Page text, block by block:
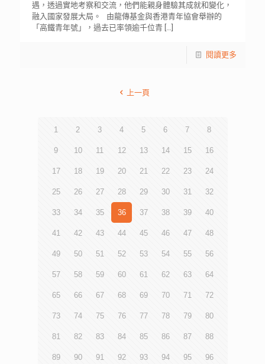
遇，透過實地考察和交流，他們能親身體驗其成就和變化，
融入國家發展大局。 由龍傳基金與香港青年協會舉辦的
「高鐵青年號」，過去已率領逾千位青[…]
閱讀更多
上一頁
1 2 3 4 5 6 7 8
9 10 11 12 13 14 15 16
17 18 19 20 21 22 23 24
25 26 27 28 29 30 31 32
33 34 35 36 37 38 39 40
41 42 43 44 45 46 47 48
49 50 51 52 53 54 55 56
57 58 59 60 61 62 63 64
65 66 67 68 69 70 71 72
73 74 75 76 77 78 79 80
81 82 83 84 85 86 87 88
89 90 91 92 93 94 95 96